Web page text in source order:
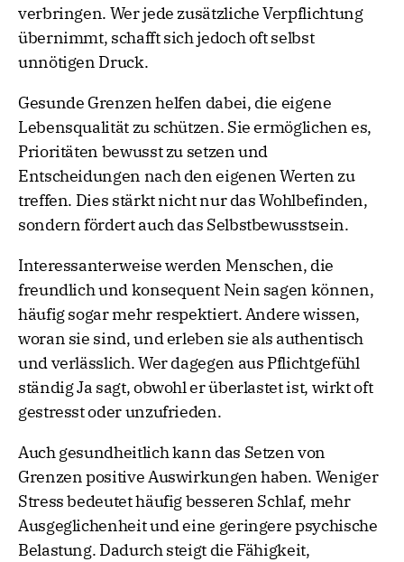
verbringen. Wer jede zusätzliche Verpflichtung
übernimmt, schafft sich jedoch oft selbst
unnötigen Druck.
Gesunde Grenzen helfen dabei, die eigene
Lebensqualität zu schützen. Sie ermöglichen es,
Prioritäten bewusst zu setzen und
Entscheidungen nach den eigenen Werten zu
treffen. Dies stärkt nicht nur das Wohlbefinden,
sondern fördert auch das Selbstbewusstsein.
Interessanterweise werden Menschen, die
freundlich und konsequent Nein sagen können,
häufig sogar mehr respektiert. Andere wissen,
woran sie sind, und erleben sie als authentisch
und verlässlich. Wer dagegen aus Pflichtgefühl
ständig Ja sagt, obwohl er überlastet ist, wirkt oft
gestresst oder unzufrieden.
Auch gesundheitlich kann das Setzen von
Grenzen positive Auswirkungen haben. Weniger
Stress bedeutet häufig besseren Schlaf, mehr
Ausgeglichenheit und eine geringere psychische
Belastung. Dadurch steigt die Fähigkeit,